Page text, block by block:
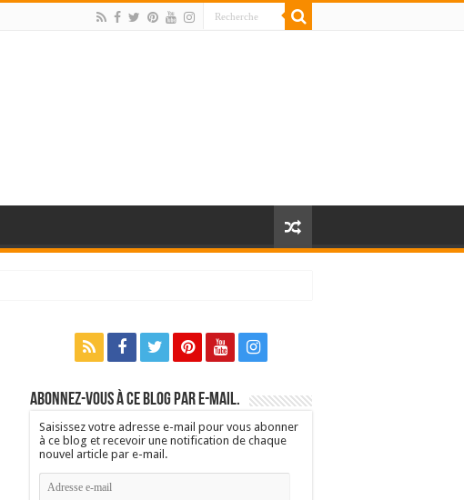
Abonnez-vous à ce blog par e-mail.
Saisissez votre adresse e-mail pour vous abonner
à ce blog et recevoir une notification de chaque
nouvel article par e-mail.
Adresse
e-